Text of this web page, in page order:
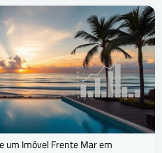
um Imóvel Frente Mar em